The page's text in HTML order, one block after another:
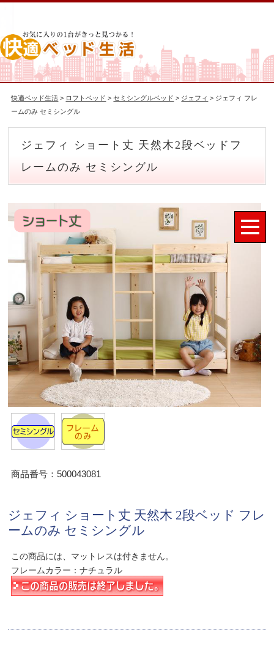
快適ベッド生活 > ロフトベッド >セミシングルベッド > ジェフィ > ジェフィ フレ
ームのみ セミシングル
ジェフィ ショート丈 天然木2段ベッドフ
レームのみ セミシングル
商品番号：500043081
ジェフィ ショート丈 天然木 2段ベッド フレ
ームのみ セミシングル
この商品には、マットレスは付きません。
フレームカラー：ナチュラル